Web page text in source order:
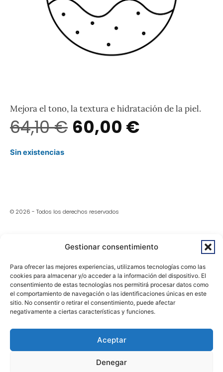
Gestionar consentimiento
Para ofrecer las mejores experiencias, utilizamos tecnologías como las
cookies para almacenar y/o acceder a la información del dispositivo. El
consentimiento de estas tecnologías nos permitirá procesar datos como
el comportamiento de navegación o las identificaciones únicas en este
sitio. No consentir o retirar el consentimiento, puede afectar
negativamente a ciertas características y funciones.
Aceptar
Denegar
Mejora el tono, la textura e hidratación de la piel.
64,10€ 60,00 €
Sin existencias
© 2026 - Todos los derechos reservados
Política De Devoluciones Y Reembolsos
Accesibilidad